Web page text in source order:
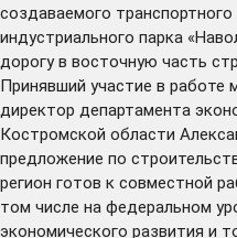
создаваемого
индустриального парка
дорогу в восточную часть
Принявший участие в работе
директор департамента
Костромской области
предложение по
регион готов к совместной
том числе на федеральном
экономического развития и